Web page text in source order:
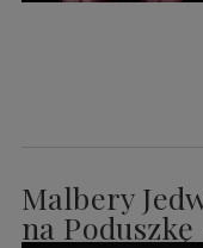
Malbery
na